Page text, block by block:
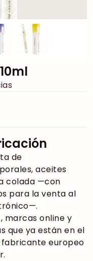
de
aceites
colada —con
para la venta al
marcas online y
que ya están en el
europeo